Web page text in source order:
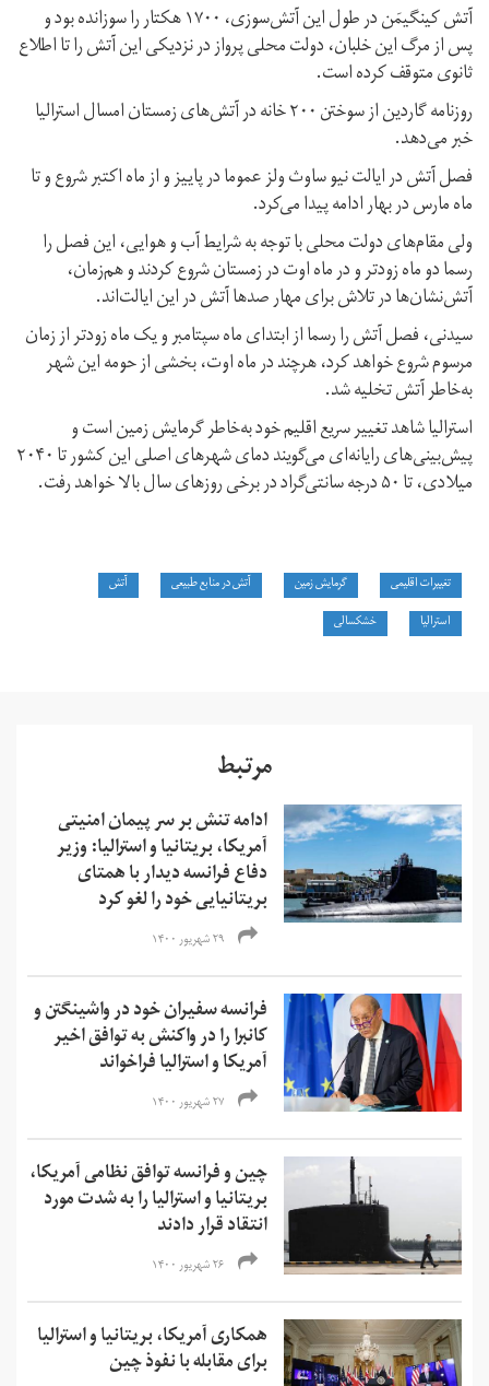
آتش کینگیمَن در طول این آتش‌سوزی، ۱۷۰۰ هکتار را سوزانده بود و
پس از مرگ این خلبان، دولت محلی پرواز در نزدیکی این آتش را تا اطلاع
ثانوی متوقف کرده است.
روزنامه گاردین از سوختن ۲۰۰ خانه در آتش‌های زمستان امسال استرالیا
خبر می‌دهد.
فصل آتش در ایالت نیو ساوث ولز عموما در پاییز و از ماه اکتبر شروع و تا
ماه مارس در بهار ادامه پیدا می‌کرد.
ولی مقام‌های دولت محلی با توجه به شرایط آب و هوایی، این فصل را
رسما دو ماه زودتر و در ماه اوت در زمستان شروع کردند و هم‌زمان،
آتش‌نشان‌ها در تلاش برای مهار صدها آتش در این ایالت‌اند.
سیدنی، فصل آتش را رسما از ابتدای ماه سپتامبر و یک ماه زودتر از زمان
مرسوم شروع خواهد کرد، هرچند در ماه اوت، بخشی از حومه این شهر
به‌خاطر آتش تخلیه شد.
استرالیا شاهد تغییر سریع اقلیم خود به‌خاطر گرمایش زمین است و
پیش‌بینی‌های رایانه‌ای می‌گویند دمای شهرهای اصلی این کشور تا ۲۰۴۰
میلادی، تا ۵۰ درجه سانتی‌گراد در برخی روزهای سال بالا خواهد رفت.
تغییرات اقلیمی گرمایش زمین آتش در منابع طبیعی
آتش
استرالیا
خشکسالی
مرتبط
ادامه تنش بر سر پیمان امنیتی
آمریکا، بریتانیا و استرالیا: وزیر
دفاع فرانسه دیدار با همتای
بریتانیایی‌ خود را لغو کرد
۲۹ شهریور ۱۴۰۰
فرانسه سفیران خود در واشینگتن و
کانبرا را در واکنش به توافق اخیر
آمریکا و استرالیا فراخواند
۲۷ شهریور ۱۴۰۰
چین و فرانسه توافق نظامی آمریکا،
بریتانیا و استرالیا را به شدت مورد
انتقاد قرار دادند
۲۶ شهریور ۱۴۰۰
همکاری آمریکا، بریتانیا و استرالیا
برای مقابله با نفوذ چین